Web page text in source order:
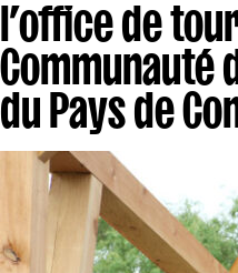
l’office de
Communauté
du Pays de